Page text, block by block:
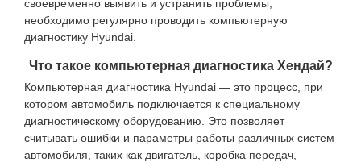
своевременно выявить и устранить проблемы,
необходимо регулярно проводить компьютерную
диагностику Hyundai.
Что такое компьютерная диагностика Хендай?
Компьютерная диагностика Hyundai — это процесс, при
котором автомобиль подключается к специальному
диагностическому оборудованию. Это позволяет
считывать ошибки и параметры работы различных систем
автомобиля, таких как двигатель, коробка передач,